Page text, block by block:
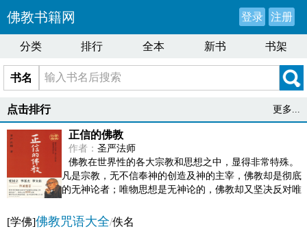
佛教书籍网 登录 注册
分类 排行 全本 新书 书架
书名
点击排行 更多...
正信的佛教
作者： 圣严法师
佛教在世界性的各大宗教和思想之中，显得非常特殊。
凡是宗教，无不信奉神的创造及神的主宰，佛教却是彻底
的无神论者；唯物思想是无神论的，佛教却又坚决反对唯
[学佛]佛教咒语大全/佚名